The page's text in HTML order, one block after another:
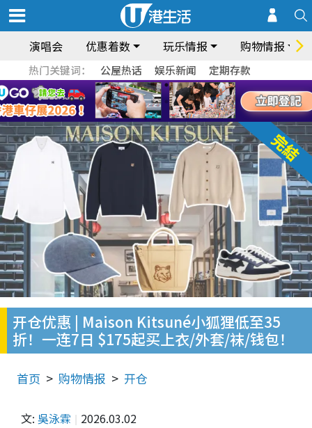
演唱会 优惠着数 玩乐情报 购物情报
热门关键词： 公屋热话 娱乐新闻 定期存款
开仓优惠 | Maison Kitsuné小狐狸低至35
折！一连7日 $175起买上衣/外套/袜/钱包！
首页 购物情报 开仓
文: 吳泳霖 2026.03.02